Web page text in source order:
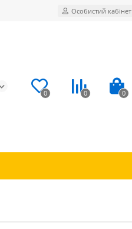
Особистий кабінет
0 0 0